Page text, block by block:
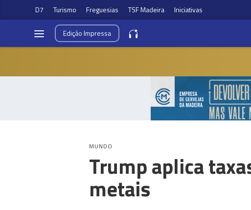
D7 Turismo Freguesias TSF Madeira Iniciativas
EdiçãoImpressa
MUNDO
Trump aplica
metais